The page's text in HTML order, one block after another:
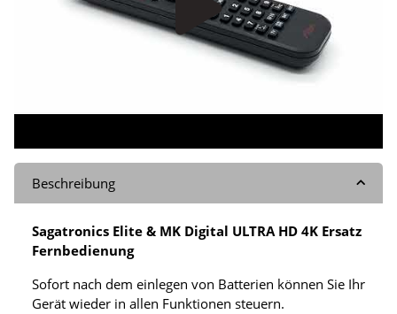
Beschreibung
Sagatronics Elite & MK Digital ULTRA HD 4K Ersatz
Fernbedienung
Sofort nach dem einlegen von Batterien können Sie Ihr
Gerät wieder in allen Funktionen steuern.